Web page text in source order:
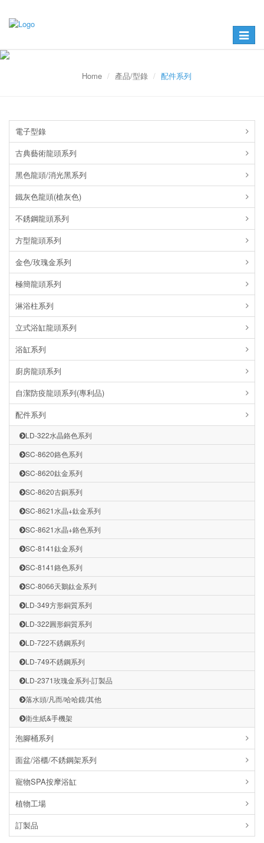
Toggle
Home 產品/型錄 配件系列
電子型錄
古典藝術龍頭系列
黑色龍頭/消光黑系列
鐵灰色龍頭(槍灰色)
不銹鋼龍頭系列
方型龍頭系列
金色/玫瑰金系列
極簡龍頭系列
淋浴柱系列
立式浴缸龍頭系列
浴缸系列
廚房龍頭系列
自潔防疫龍頭系列(專利品)
配件系列
LD-322水晶鉻色系列
SC-8620鉻色系列
SC-8620鈦金系列
SC-8620古銅系列
SC-8621水晶+鈦金系列
SC-8621水晶+鉻色系列
SC-8141鈦金系列
SC-8141鉻色系列
SC-8066天鵝鈦金系列
LD-349方形銅質系列
LD-322圓形銅質系列
LD-722不銹鋼系列
LD-749不銹鋼系列
LD-2371玫瑰金系列-訂製品
落水頭/凡而/哈哈鏡/其他
衛生紙&手機架
泡腳桶系列
面盆/浴櫃/不銹鋼架系列
寵物SPA按摩浴缸
植物工場
訂製品